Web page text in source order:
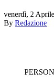
venerdì, 2
By Redazione